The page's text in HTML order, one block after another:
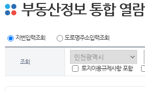
부동산정보 통합 열람
지번입력조회 도로명주소입력조회
조회
토지이용규제사항 포함